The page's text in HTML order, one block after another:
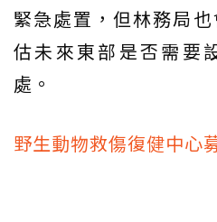
緊急處置，但林務局
估未來東部是否需要
處。
野生動物救傷復健中心